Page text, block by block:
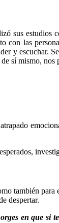
sus estudios
con las
y escuchar.
sí mismo, nos
también
despertar.
en que si